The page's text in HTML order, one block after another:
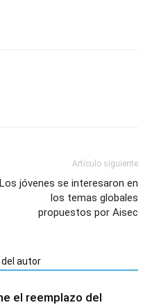
Artículo siguiente
Los jóvenes se interesaron en
los temas globales
propuestos por Aisec
del autor
el reemplazo del